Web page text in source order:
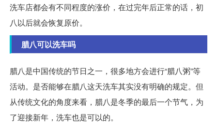
洗车店都会有不同程度的涨价，在过完年后正常的话，初
八以后就会恢复原价。
腊八可以洗车吗
腊八是中国传统的节日之一，很多地方会进行“腊八粥”等
活动。是否能够在腊八这天洗车其实没有明确的规定。但
从传统文化的角度来看，腊八是冬季的最后一个节气，为
了迎接新年，洗车也是可以的。